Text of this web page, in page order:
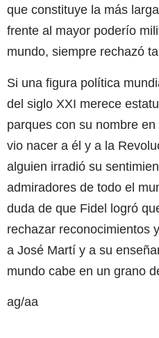
que constituye la más
frente al mayor poderío
mundo, siempre rechazó
Si una figura política
del siglo XXI merece
parques con su nombre
vio nacer a él y a la
alguien irradió su
admiradores de todo el
duda de que Fidel logró
rechazar reconocimientos
a José Martí y a su
mundo cabe en un grano
ag/aa